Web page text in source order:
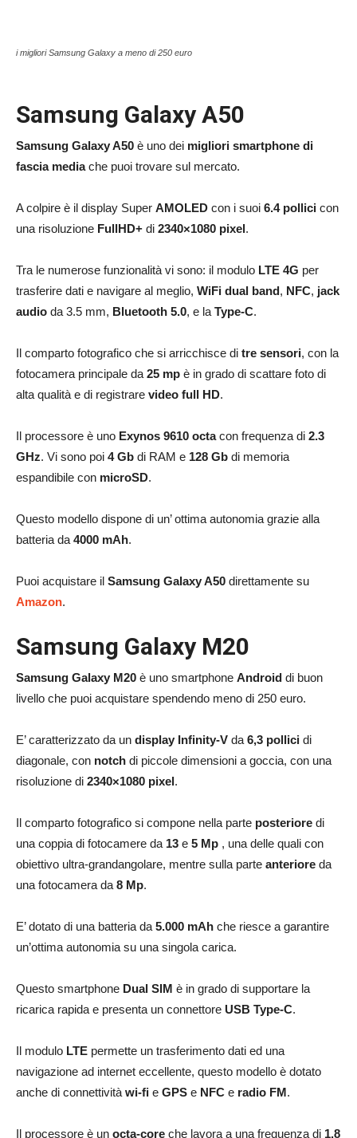
i migliori Samsung Galaxy a meno di 250 euro
Samsung Galaxy A50
Samsung Galaxy A50 è uno dei migliori smartphone di
fascia mediache puoi trovare sul mercato.
A colpire è il display Super AMOLED con i suoi 6.4 pollici con
una risoluzione FullHD+ di 2340×1080 pixel.
Tra le numerose funzionalità vi sono: il modulo LTE 4G per
trasferire dati e navigare al meglio, WiFi dual band, NFC, jack
audio da 3.5 mm, Bluetooth 5.0, e la Type-C.
Il comparto fotografico che si arricchisce di tre sensori, con la
fotocamera principale da 25 mp è in grado di scattare foto di
alta qualità e di registrare video full HD.
Il processore è uno Exynos 9610 octacon frequenza di 2.3
GHz. Vi sono poi 4 Gb di RAM e 128 Gb di memoria
espandibile con microSD.
Questo modello dispone di un’ ottima autonomia grazie alla
batteria da 4000 mAh.
Puoi acquistare il Samsung Galaxy A50 direttamente su
Amazon.
Samsung Galaxy M20
Samsung Galaxy M20 è uno smartphone Android di buon
livello che puoi acquistare spendendo meno di 250 euro.
E’ caratterizzato da un display Infinity-V da 6,3 pollici di
diagonale, con notch di piccole dimensioni a goccia, con una
risoluzione di 2340×1080 pixel.
Il comparto fotografico si compone nella parte posteriore di
una coppia di fotocamere da 13 e 5 Mp , una delle quali con
obiettivo ultra-grandangolare, mentre sulla parte anteriore da
una fotocamera da 8 Mp.
E’ dotato di una batteria da 5.000 mAh che riesce a garantire
un’ottima autonomia su una singola carica.
Questo smartphone Dual SIM è in grado di supportare la
ricarica rapida e presenta un connettore USB Type-C.
Il modulo LTE permette un trasferimento dati ed una
navigazione ad internet eccellente, questo modello è dotato
anche di connettività wi-fi e GPS e NFC e radio FM.
Il processore è un octa-core che lavora a una frequenza di 1.8